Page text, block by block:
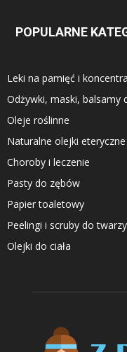
POPULARNE
Leki na pamięć i
Odżywki, maski, balsamy
Oleje roślinne
Naturalne olejki eteryczne
Choroby i leczenie
Pasty do zębów
Papier toaletowy
Peelingi i scruby do twarzy
Olejki do ciała